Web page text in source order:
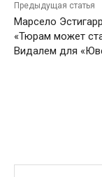
Предыдущая статья
Марсело
«Тюрам может
Видалем для